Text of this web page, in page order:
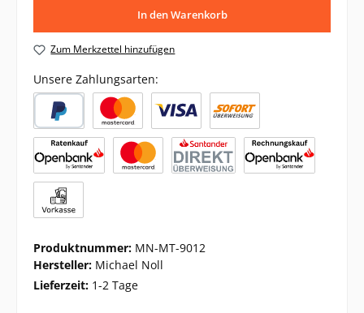
In den Warenkorb
Zum Merkzettel hinzufügen
Unsere Zahlungsarten:
Produktnummer: MN-MT-9012
Hersteller: Michael Noll
Lieferzeit: 1-2 Tage